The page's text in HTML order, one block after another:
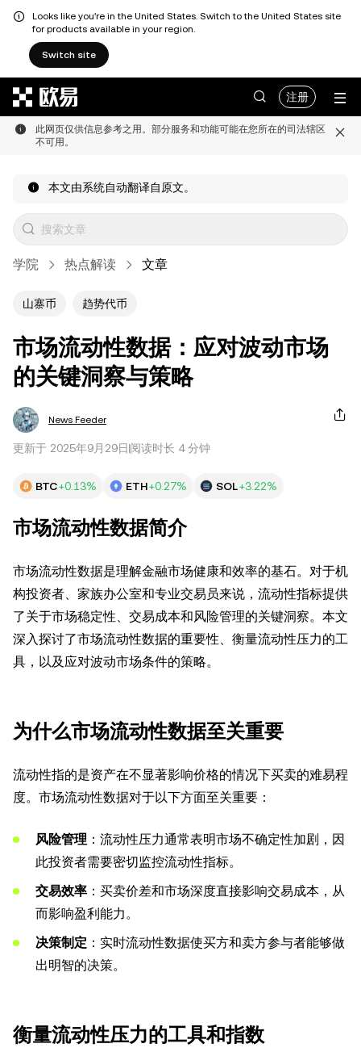
Looks like you're in the United States. Switch to the United States site
for products available in your region.
Switch site
注册
此网页仅供信息参考之用。部分服务和功能可能在您所在的司法辖区
不可用。
本文由系统自动翻译自原文。
学院 热点解读 文章
山寨币 趋势代币
市场流动性数据：应对波动市场
的关键洞察与策略
News Feeder
更新于 2025年9月29日 阅读时长 4 分钟
BTC+0.13% ETH+0.27% SOL+3.22%
市场流动性数据简介
市场流动性数据是理解金融市场健康和效率的基石。对于机
构投资者、家族办公室和专业交易员来说，流动性指标提供
了关于市场稳定性、交易成本和风险管理的关键洞察。本文
深入探讨了市场流动性数据的重要性、衡量流动性压力的工
具，以及应对波动市场条件的策略。
为什么市场流动性数据至关重要
流动性指的是资产在不显著影响价格的情况下买卖的难易程
度。市场流动性数据对于以下方面至关重要：
风险管理 ：流动性压力通常表明市场不确定性加剧，因
此投资者需要密切监控流动性指标。
交易效率 ：买卖价差和市场深度直接影响交易成本，从
而影响盈利能力。
决策制定 ：实时流动性数据使买方和卖方参与者能够做
出明智的决策。
衡量流动性压力的工具和指数